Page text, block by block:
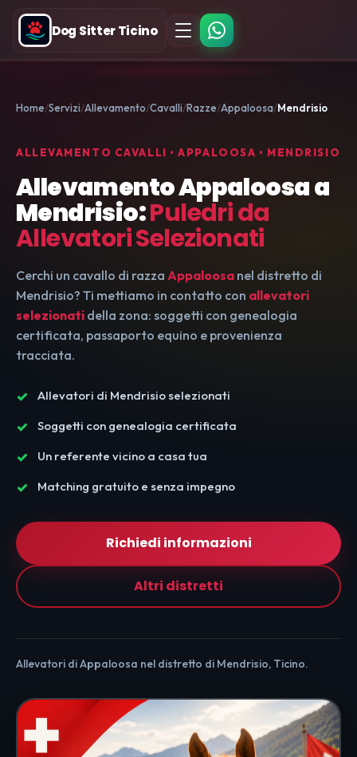
Dog Sitter Ticino
Home Servizi Allevamento Cavalli Razze Appaloosa Mendrisio
ALLEVAMENTO CAVALLI • APPALOOSA • MENDRISIO
Allevamento Appaloosa a
Mendrisio:Puledri da
Allevatori Selezionati
Cerchi un cavallo di razza Appaloosa nel distretto di
Mendrisio? Ti mettiamo in contatto con allevatori
selezionati della zona: soggetti con genealogia
certificata, passaporto equino e provenienza
tracciata.
Allevatori di Mendrisio selezionati
Soggetti con genealogia certificata
Un referente vicino a casa tua
Matching gratuito e senza impegno
Richiedi informazioni
Altri distretti
Allevatori di Appaloosa nel distretto di Mendrisio, Ticino.